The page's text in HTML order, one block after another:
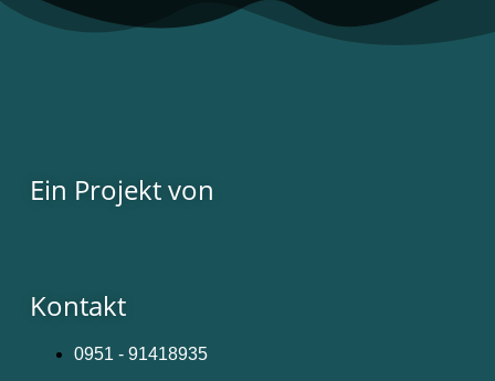
Ein Projekt von
Kontakt
0951 - 91418935